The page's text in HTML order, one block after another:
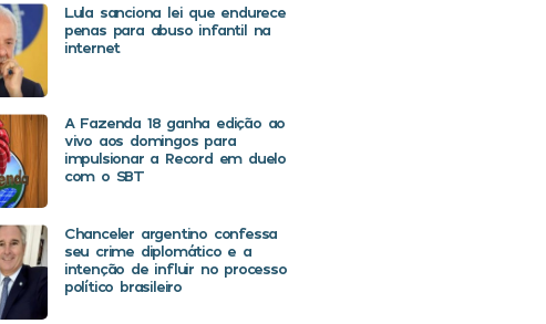
Lula sanciona lei que endurece
penas para abuso infantil na
internet
A Fazenda 18 ganha edição ao
vivo aos domingos para
impulsionar a Record em duelo
com o SBT
Chanceler argentino confessa
seu crime diplomático e a
intenção de influir no processo
político brasileiro